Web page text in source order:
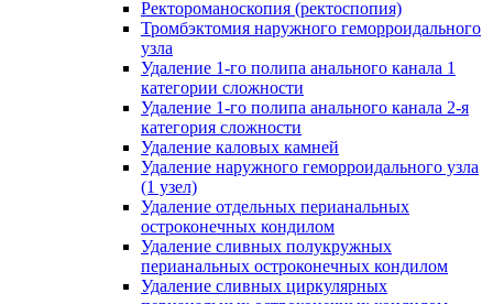
Ректороманоскопия (ректоспопия)
Тромбэктомия наружного геморроидального
узла
Удаление 1-го полипа анального канала 1
категории сложности
Удаление 1-го полипа анального канала 2-я
категория сложности
Удаление каловых камней
Удаление наружного геморроидального узла
(1 узел)
Удаление отдельных перианальных
остроконечных кондилом
Удаление сливных полукружных
перианальных остроконечных кондилом
Удаление сливных циркулярных